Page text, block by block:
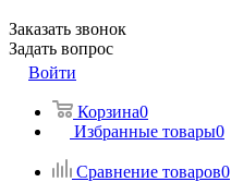
Заказать звонок
Задать вопрос
Войти
Корзина0
Избранные товары0
Сравнение товаров0